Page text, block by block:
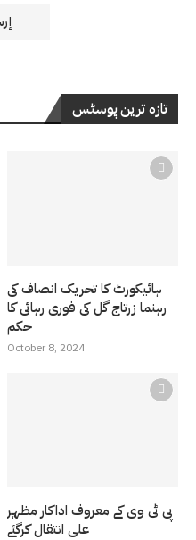
تازہ ترین پوسٹس
ہائیکورٹ کا تحریک انصاف کی
رہنما زرتاج گل کی فوری رہائی کا
حکم
October 8, 2024
پی ٹی وی کے معروف اداکار مظہر
علی انتقال کرگئے